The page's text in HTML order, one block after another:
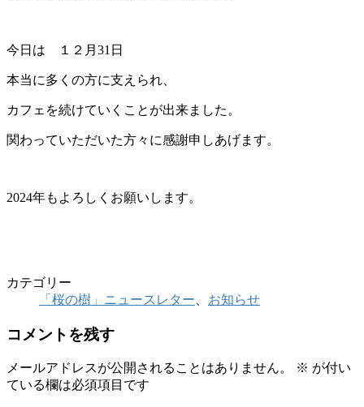
今日は １２月31日
本当に多くの方に支えられ、
カフェを続けていくことが出来ました。
関わっていただいた方々に感謝申しあげます。
2024年もよろしくお願いします。
カテゴリー
「桜の樹」ニュースレター
お知らせ
コメントを残す
メールアドレスが公開されることはありません。 ※ が付い
ている欄は必須項目です